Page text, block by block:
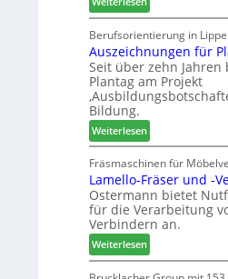
S
o
r
t
i
m
e
n
t
d
t
z
u
m
T
e
f
f
e
i
n
M
a
r
t
i
n
N
e
u
e
r
G
e
s
c
Berufsorientierung in Lippe
Auszeichnungen für
Seit über zehn Jahren
Plantag am Projekt
Bildung.
Weiterlesen:
A
u
s
z
e
i
c
h
Fräsmaschinen für
Lamello-Fräser und -
Ostermann bietet
für die Verarbeitung
Verbindern an.
Weiterlesen:
L
a